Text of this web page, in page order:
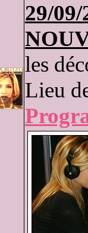
29/09/
les
Lieu